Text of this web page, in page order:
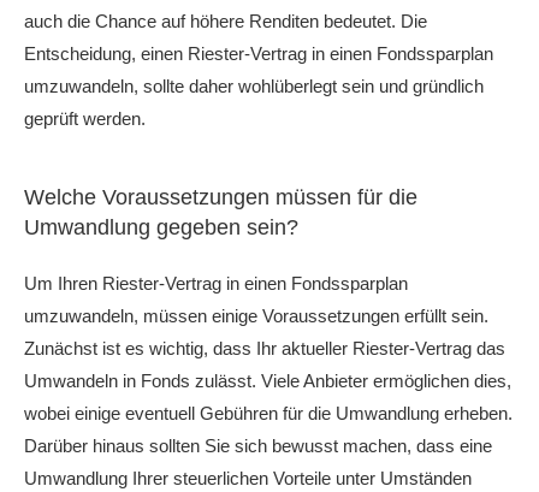
auch die Chance auf höhere Renditen bedeutet. Die
Entscheidung, einen Riester-Vertrag in einen Fondssparplan
umzuwandeln, sollte daher wohlüberlegt sein und gründlich
geprüft werden.
Welche Voraussetzungen müssen für die
Umwandlung gegeben sein?
Um Ihren Riester-Vertrag in einen Fondssparplan
umzuwandeln, müssen einige Voraussetzungen erfüllt sein.
Zunächst ist es wichtig, dass Ihr aktueller Riester-Vertrag das
Umwandeln in Fonds zulässt. Viele Anbieter ermöglichen dies,
wobei einige eventuell Gebühren für die Umwandlung erheben.
Darüber hinaus sollten Sie sich bewusst machen, dass eine
Umwandlung Ihrer steuerlichen Vorteile unter Umständen